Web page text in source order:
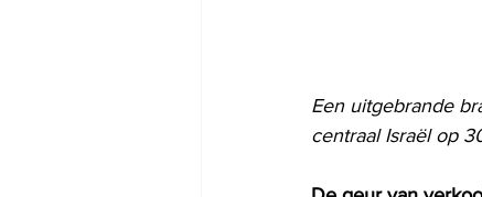
Een uitgebrande
centraal Israël op